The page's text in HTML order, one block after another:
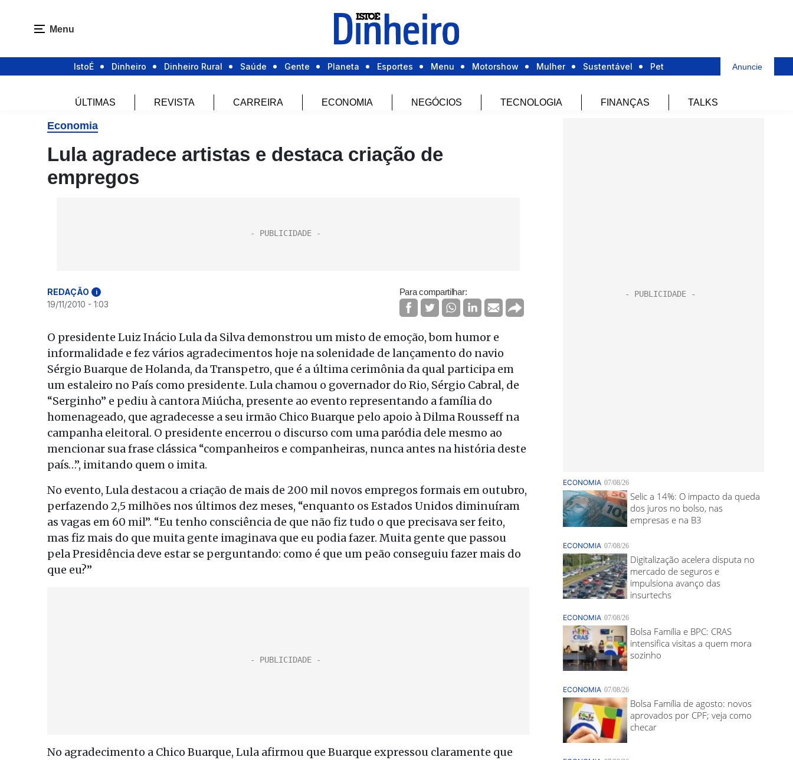
Menu
IstoÉ Dinheiro Dinheiro Rural Saúde Gente Planeta Esportes Menu Motorshow Mulher Sustentável Pet Anuncie
ÚLTIMAS REVISTA CARREIRA ECONOMIA NEGÓCIOS TECNOLOGIA FINANÇAS TALKS
Economia
Lula agradece artistas e destaca criação de
empregos
REDAÇÃO i
19/11/2010 - 1:03
Para compartilhar:
O presidente Luiz Inácio Lula da Silva demonstrou um misto de emoção, bom humor e
informalidade e fez vários agradecimentos hoje na solenidade de lançamento do navio
Sérgio Buarque de Holanda, da Transpetro, que é a última cerimônia da qual participa em
um estaleiro no País como presidente. Lula chamou o governador do Rio, Sérgio Cabral, de
“Serginho” e pediu à cantora Miúcha, presente ao evento representando a família do
homenageado, que agradecesse a seu irmão Chico Buarque pelo apoio à Dilma Rousseff na
campanha eleitoral. O presidente encerrou o discurso com uma paródia dele mesmo ao
mencionar sua frase clássica “companheiros e companheiras, nunca antes na história deste
país…”, imitando quem o imita.
No evento, Lula destacou a criação de mais de 200 mil novos empregos formais em outubro,
perfazendo 2,5 milhões nos últimos dez meses, “enquanto os Estados Unidos diminuíram
as vagas em 60 mil”. “Eu tenho consciência de que não fiz tudo o que precisava ser feito,
mas fiz mais do que muita gente imaginava que eu podia fazer. Muita gente que passou
pela Presidência deve estar se perguntando: como é que um peão conseguiu fazer mais do
que eu?”
No agradecimento a Chico Buarque, Lula afirmou que Buarque expressou claramente que